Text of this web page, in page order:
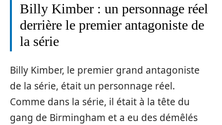
Billy Kimber : un personnage réel
derrière le premier antagoniste de
la série
Billy Kimber, le premier grand antagoniste
de la série, était un personnage réel.
Comme dans la série, il était à la tête du
gang de Birmingham et a eu des démêlés